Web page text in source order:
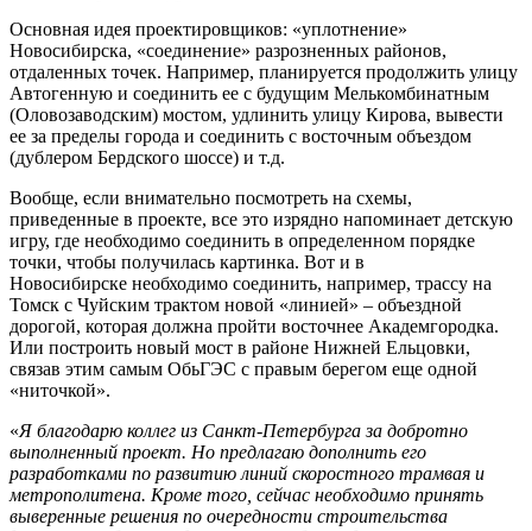
Основная идея проектировщиков: «уплотнение»
Новосибирска, «соединение» разрозненных районов,
отдаленных точек. Например, планируется продолжить улицу
Автогенную и соединить ее с будущим Мелькомбинатным
(Оловозаводским) мостом, удлинить улицу Кирова, вывести
ее за пределы города и соединить с восточным объездом
(дублером Бердского шоссе) и т.д.
Вообще, если внимательно посмотреть на схемы,
приведенные в проекте, все это изрядно напоминает детскую
игру, где необходимо соединить в определенном порядке
точки, чтобы получилась картинка. Вот и в
Новосибирске необходимо соединить, например, трассу на
Томск с Чуйским трактом новой «линией» – объездной
дорогой, которая должна пройти восточнее Академгородка.
Или построить новый мост в районе Нижней Ельцовки,
связав этим самым ОбьГЭС с правым берегом еще одной
«ниточкой».
«Я благодарю коллег из Санкт-Петербурга за добротно
выполненный проект. Но предлагаю дополнить его
разработками по развитию линий скоростного трамвая и
метрополитена. Кроме того, сейчас необходимо принять
выверенные решения по очередности строительства